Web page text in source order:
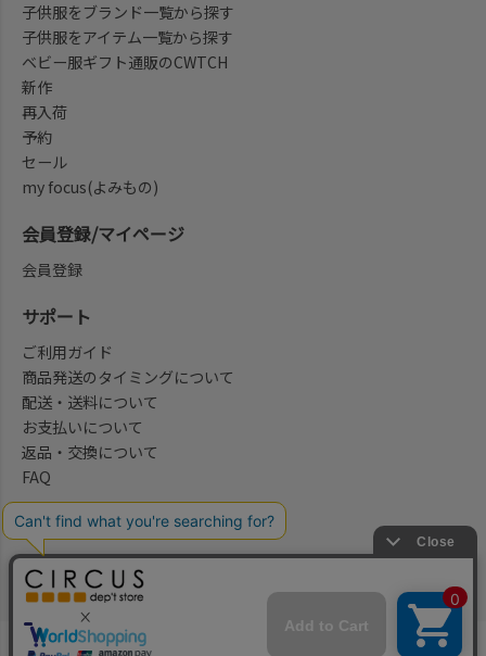
会社概要/お問合せ先
子供服をブランド一覧から探す
子供服をアイテム一覧から探す
ベビー服ギフト通販のCWTCH
新作
再入荷
予約
セール
my focus(よみもの)
会員登録/マイページ
会員登録
サポート
ご利用ガイド
商品発送のタイミングについて
配送・送料について
お支払いについて
返品・交換について
FAQ
法律に基づく表示 プライバシーポリシー
©2004-2026 子供服・キッズ服の通販Circus All Rights reserved.